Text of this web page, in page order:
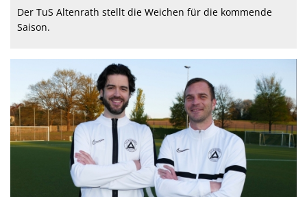
Der TuS Altenrath stellt die Weichen für die kommende
Saison.